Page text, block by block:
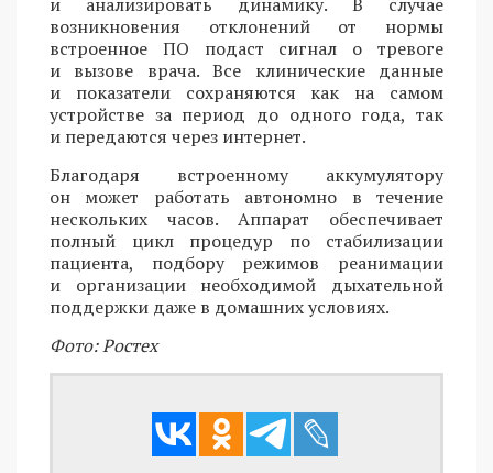
и анализировать динамику. В случае
возникновения отклонений от нормы
встроенное ПО подаст сигнал о тревоге
и вызове врача. Все клинические данные
и показатели сохраняются как на самом
устройстве за период до одного года, так
и передаются через интернет.
Благодаря встроенному аккумулятору
он может работать автономно в течение
нескольких часов. Аппарат обеспечивает
полный цикл процедур по стабилизации
пациента, подбору режимов реанимации
и организации необходимой дыхательной
поддержки даже в домашних условиях.
Фото: Ростех